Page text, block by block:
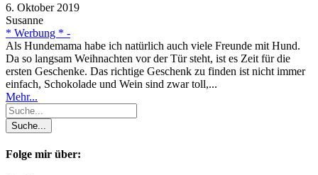
6. Oktober 2019
Susanne
* Werbung * -
Als Hundemama habe ich natürlich auch viele Freunde mit Hund.
Da so langsam Weihnachten vor der Tür steht, ist es Zeit für die
ersten Geschenke. Das richtige Geschenk zu finden ist nicht immer
einfach, Schokolade und Wein sind zwar toll,...
Mehr...
Folge mir über: